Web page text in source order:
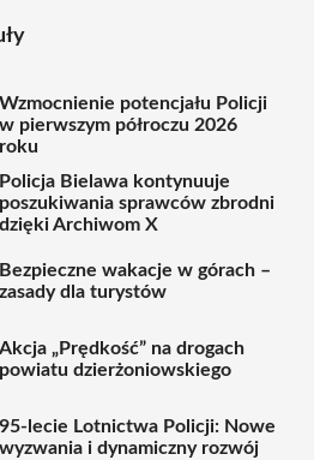
Wzmocnienie potencjału Policji
w pierwszym półroczu 2026
roku
Policja Bielawa kontynuuje
poszukiwania sprawców zbrodni
dzięki Archiwom X
Bezpieczne wakacje w górach –
zasady dla turystów
Akcja „Prędkość” na drogach
powiatu dzierżoniowskiego
95-lecie Lotnictwa Policji: Nowe
wyzwania i dynamiczny rozwój